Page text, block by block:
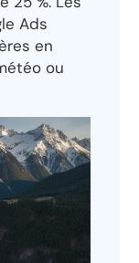
Ads
en
ou